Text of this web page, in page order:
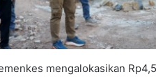
mengalokasikan